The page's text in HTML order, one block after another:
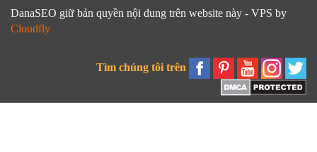
DanaSEO giữ bản quyền nội dung trên website này - VPS by
Cloudfly
Tìm chúng tôi trên